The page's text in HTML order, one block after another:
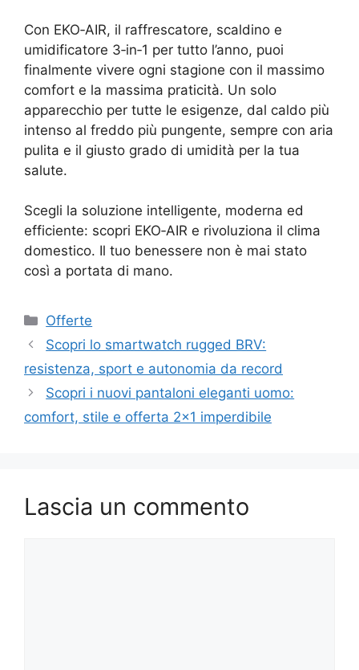
Con EKO‑AIR, il raffrescatore, scaldino e
umidificatore 3‑in‑1 per tutto l’anno, puoi
finalmente vivere ogni stagione con il massimo
comfort e la massima praticità. Un solo
apparecchio per tutte le esigenze, dal caldo più
intenso al freddo più pungente, sempre con aria
pulita e il giusto grado di umidità per la tua
salute.
Scegli la soluzione intelligente, moderna ed
efficiente: scopri EKO‑AIR e rivoluziona il clima
domestico. Il tuo benessere non è mai stato
così a portata di mano.
Categorie
Offerte
Scopri lo smartwatch rugged BRV:
resistenza, sport e autonomia da record
Scopri i nuovi pantaloni eleganti uomo:
comfort, stile e offerta 2×1 imperdibile
Lascia un commento